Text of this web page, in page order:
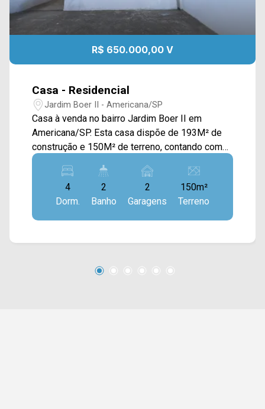
R$ 650.000,00 V
Casa - Residencial
Jardim Boer II - Americana/SP
Casa à venda no bairro Jardim Boer II em
Americana/SP. Esta casa dispõe de 193M² de
construção e 150M² de terreno, contando com
ampla sala de estar e de jantar integradas,
cozinha com planejados, quintal com árvore e
área de serviço. > 04 quartos, sendo 01 suíte
com sacada; > 02 banheiros, sendo 01 social; >
02 vagas de garagem. Localizado próximo à Av.
conta com padaria Le Pain, Sorveteria da
Lion`s Gym e Praça da Amizade. Entre em
4
Dorm.
2
Banho
2
Garagens
150m²
Terreno